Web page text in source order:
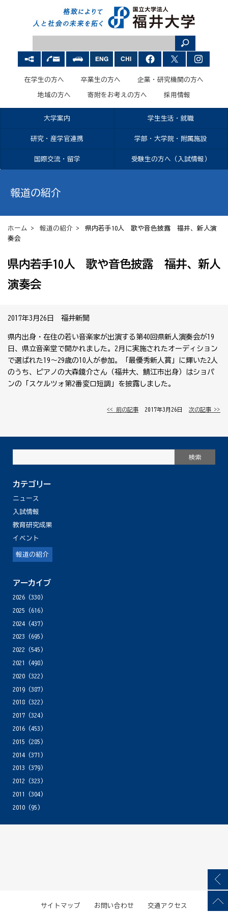
在学生の方へ 卒業生の方へ 企業・研究機関の方へ
地域の方へ 寄附をお考えの方へ 採用情報
大学案内 学生生活・就職
研究・産学官連携 学部・大学院・附属施設
国際交流・留学 受験生の方へ（入試情報）
報道の紹介
ホーム > 報道の紹介 > 県内若手10人 歌や音色披露 福井、新人演
奏会
県内若手10人 歌や音色披露 福井、新人
演奏会
2017年3月26日 福井新聞
県内出身・在住の若い音楽家が出演する第40回県新人演奏会が19
日、県立音楽堂で開かれました。2月に実施されたオーディション
で選ばれた19～29歳の10人が参加。「最優秀新人賞」に輝いた2人
のうち、ピアノの大森鏡介さん（福井大、鯖江市出身）はショパ
ンの「スケルツォ第2番変ロ短調」を披露しました。
<< 前の記事 │ 2017年3月26日 │次の記事 >>
カテゴリー
ニュース
入試情報
教育研究成果
イベント
報道の紹介
アーカイブ
2026(330)
2025 (616)
2024(437)
2023 (695)
2022 (545)
2021
(498)
2020(322)
2019(387)
2018(322)
2017(324)
2016(453)
2015 (285)
2014(371)
2013 (379)
2012 (323)
2011
(304)
2010(95)
サイトマップ お問い合わせ 交通アクセス